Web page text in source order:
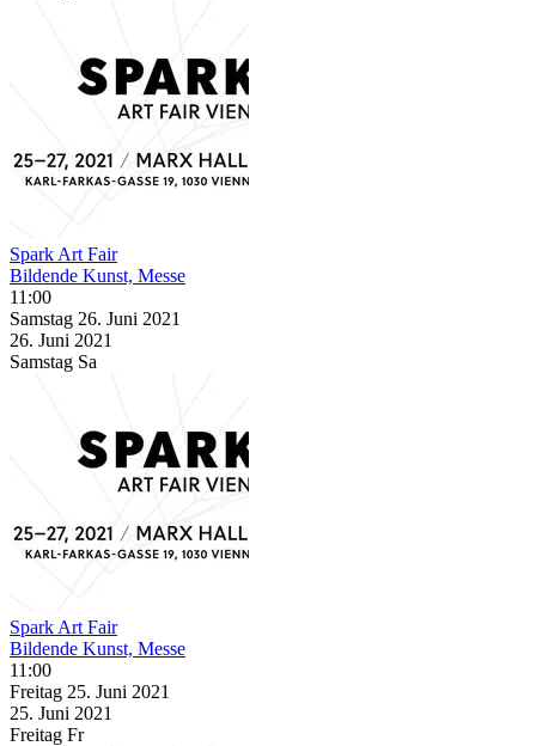
Spark Art Fair
Bildende Kunst, Messe
11:00
Samstag 26. Juni 2021
26. Juni 2021
Samstag Sa
Spark Art Fair
Bildende Kunst, Messe
11:00
Freitag 25. Juni 2021
25. Juni 2021
Freitag Fr